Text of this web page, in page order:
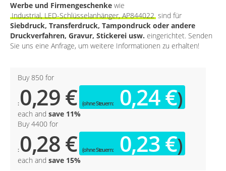
Werbe und Firmengeschenke wie
Industrial, LED-Schlüsselanhänger, AP844022 sind für
Siebdruck, Transferdruck, Tampondruck oder andere
Druckverfahren, Gravur, Stickerei usw. eingerichtet. Senden
Sie uns eine Anfrage, um weitere Informationen zu erhalten!
Buy 850 for
0,29 € 0,24 €
each and save 11%
Buy 4400 for
0,28 € 0,23 €
each and save 15%